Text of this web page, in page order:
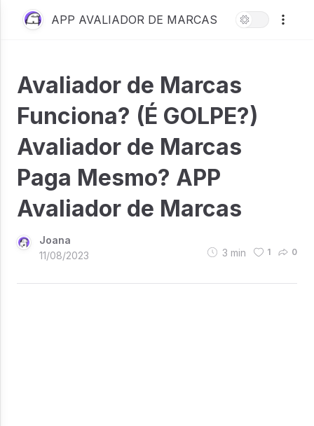
APP AVALIADOR DE MARCAS
Avaliador de Marcas
Funciona? (É GOLPE?)
Avaliador de Marcas
Paga Mesmo? APP
Avaliador de Marcas
Joana
11/08/2023
3 min 1 0